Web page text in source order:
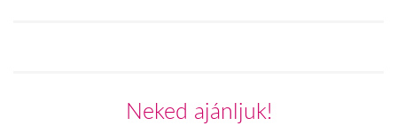
Neked ajánljuk!